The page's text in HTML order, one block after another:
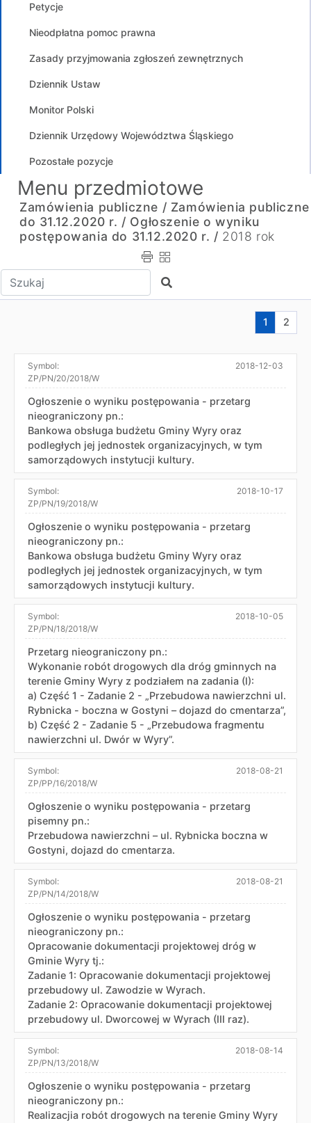
Petycje
Nieodpłatna pomoc prawna
Zasady przyjmowania zgłoszeń zewnętrznych
Dziennik Ustaw
Monitor Polski
Dziennik Urzędowy Województwa Śląskiego
Pozostałe pozycje
Menu przedmiotowe
Zamówienia publiczne / Zamówienia publiczne
do 31.12.2020 r. / Ogłoszenie o wyniku
postępowania do 31.12.2020 r. / 2018 rok
Wpisz tekst do wyszukania Szukaj
Aktualna
1 2
Symbol:
ZP/PN/20/2018/W
2018-12-03
Ogłoszenie o wyniku postępowania - przetarg
nieograniczony pn.:
Bankowa obsługa budżetu Gminy Wyry oraz
podległych jej jednostek organizacyjnych, w tym
samorządowych instytucji kultury.
Symbol:
ZP/PN/19/2018/W
2018-10-17
Ogłoszenie o wyniku postępowania - przetarg
nieograniczony pn.:
Bankowa obsługa budżetu Gminy Wyry oraz
podległych jej jednostek organizacyjnych, w tym
samorządowych instytucji kultury.
Symbol:
ZP/PN/18/2018/W
2018-10-05
Przetarg nieograniczony pn.:
Wykonanie robót drogowych dla dróg gminnych na
terenie Gminy Wyry z podziałem na zadania (I):
a) Część 1 - Zadanie 2 - „Przebudowa nawierzchni ul.
Rybnicka - boczna w Gostyni – dojazd do cmentarza”,
b) Część 2 - Zadanie 5 - „Przebudowa fragmentu
nawierzchni ul. Dwór w Wyry”.
Symbol:
ZP/PP/16/2018/W
2018-08-21
Ogłoszenie o wyniku postępowania - przetarg
pisemny pn.:
Przebudowa nawierzchni – ul. Rybnicka boczna w
Gostyni, dojazd do cmentarza.
Symbol:
ZP/PN/14/2018/W
2018-08-21
Ogłoszenie o wyniku postępowania - przetarg
nieograniczony pn.:
Opracowanie dokumentacji projektowej dróg w
Gminie Wyry tj.:
Zadanie 1: Opracowanie dokumentacji projektowej
przebudowy ul. Zawodzie w Wyrach.
Zadanie 2: Opracowanie dokumentacji projektowej
przebudowy ul. Dworcowej w Wyrach (III raz).
Symbol:
ZP/PN/13/2018/W
2018-08-14
Ogłoszenie o wyniku postępowania - przetarg
nieograniczony pn.:
Realizacjia robót drogowych na terenie Gminy Wyry